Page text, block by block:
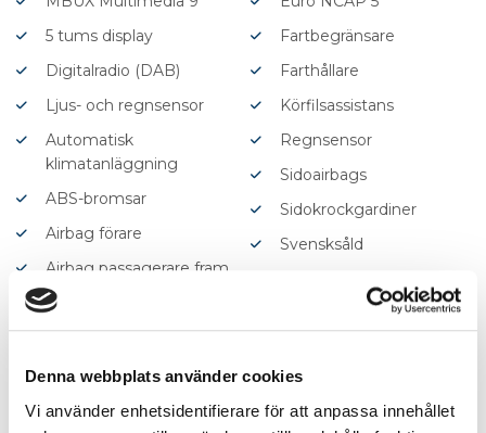
Denna webbplats använder cookies
Vi använder enhetsidentifierare för att anpassa innehållet
5 tums display
Digitalradio (DAB)
Ljus- och regnsensor
Automatisk
klimatanläggning
ABS-bromsar
Airbag förare
Airbag passagerare fram
Antisladd
Autobroms
Avstängningsbar airbag
Fartbegränsare
Farthållare
Körfilsassistans
Regnsensor
Sidoairbags
Sidokrockgardiner
Svensksåld